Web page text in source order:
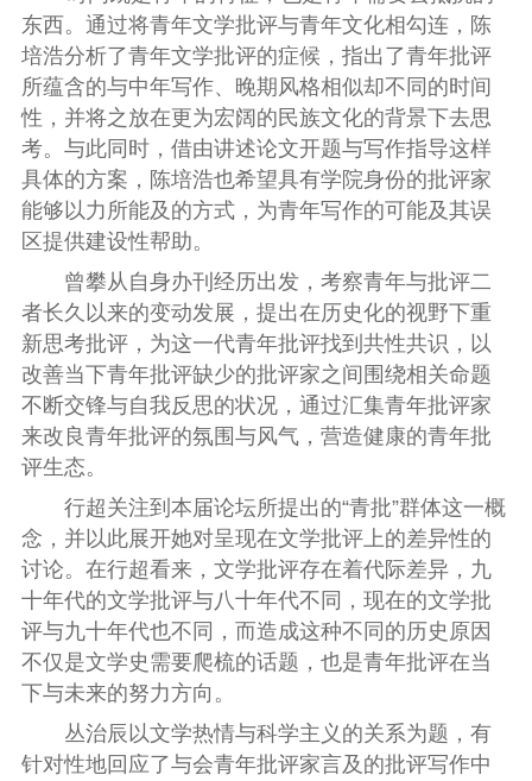
东西。通过将青年文学批评与青年文化相勾连，陈
培浩分析了青年文学批评的症候，指出了青年批评
所蕴含的与中年写作、晚期风格相似却不同的时间
性，并将之放在更为宏阔的民族文化的背景下去思
考。与此同时，借由讲述论文开题与写作指导这样
具体的方案，陈培浩也希望具有学院身份的批评家
能够以力所能及的方式，为青年写作的可能及其误
区提供建设性帮助。
曾攀从自身办刊经历出发，考察青年与批评二
者长久以来的变动发展，提出在历史化的视野下重
新思考批评，为这一代青年批评找到共性共识，以
改善当下青年批评缺少的批评家之间围绕相关命题
不断交锋与自我反思的状况，通过汇集青年批评家
来改良青年批评的氛围与风气，营造健康的青年批
评生态。
行超关注到本届论坛所提出的“青批”群体这一概
念，并以此展开她对呈现在文学批评上的差异性的
讨论。在行超看来，文学批评存在着代际差异，九
十年代的文学批评与八十年代不同，现在的文学批
评与九十年代也不同，而造成这种不同的历史原因
不仅是文学史需要爬梳的话题，也是青年批评在当
下与未来的努力方向。
丛治辰以文学热情与科学主义的关系为题，有
针对性地回应了与会青年批评家言及的批评写作中